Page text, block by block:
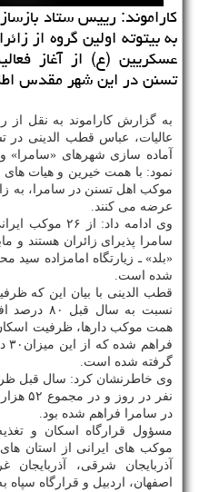
كاراموند: رییس ستاد
به بیتوته اولین گروه از
عسكریین (ع) از آغاز
تسنن در این شهر مقدس
به گزارش كاراموند به نقل از
عالیات، عباس قطب الدینی در
آماده سازی شهرهای «سامرا» و
موكب اهل تسنن در سامرا، به
عرضه می كنند.
سامرا پذیرای زائران هستند و
«بلد» ـ زیارتگاه امامزاده سید
شده است.
قطب الدینی با بیان این كه
نسبت به
گرفته شده است.
در سامرا فراهم شده بود.
مسؤول قرارگاه اسكان و
موكب های ایرانی از استان
آذربایجان شرقی،
اصفهان، اردبیل و قرارگاه سپاه